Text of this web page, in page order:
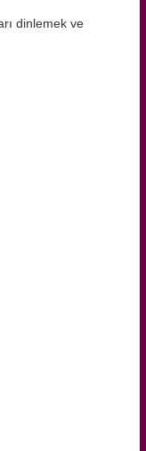
dinlemek ve